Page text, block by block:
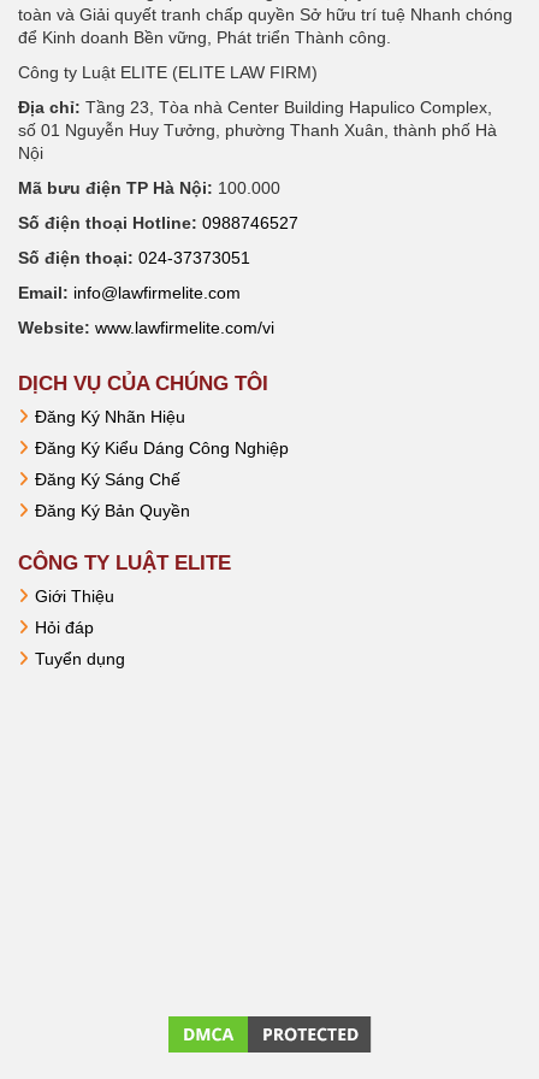
toàn và Giải quyết tranh chấp quyền Sở hữu trí tuệ Nhanh chóng
để Kinh doanh Bền vững, Phát triển Thành công.
Công ty Luật ELITE (ELITE LAW FIRM)
Địa chỉ: Tầng 23, Tòa nhà Center Building Hapulico Complex,
số 01 Nguyễn Huy Tưởng, phường Thanh Xuân, thành phố Hà
Nội
Mã bưu điện TP Hà Nội: 100.000
Số điện thoại Hotline: 0988746527
Số điện thoại: 024-37373051
Email: info@lawfirmelite.com
Website: www.lawfirmelite.com/vi
DỊCH VỤ CỦA CHÚNG TÔI
Đăng Ký Nhãn Hiệu
Đăng Ký Kiểu Dáng Công Nghiệp
Đăng Ký Sáng Chế
Đăng Ký Bản Quyền
CÔNG TY LUẬT ELITE
Giới Thiệu
Hỏi đáp
Tuyển dụng